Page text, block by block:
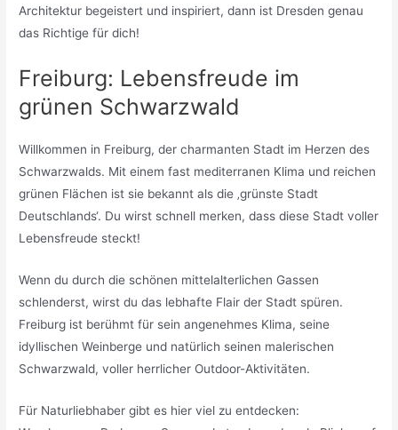
Architektur begeistert und inspiriert, dann ist Dresden genau
das Richtige für dich!
Freiburg: Lebensfreude im
grünen Schwarzwald
Willkommen in Freiburg, der charmanten Stadt im Herzen des
Schwarzwalds. Mit einem fast mediterranen Klima und reichen
grünen Flächen ist sie bekannt als die ‚grünste Stadt
Deutschlands‘. Du wirst schnell merken, dass diese Stadt voller
Lebensfreude steckt!
Wenn du durch die schönen mittelalterlichen Gassen
schlenderst, wirst du das lebhafte Flair der Stadt spüren.
Freiburg ist berühmt für sein angenehmes Klima, seine
idyllischen Weinberge und natürlich seinen malerischen
Schwarzwald, voller herrlicher Outdoor-Aktivitäten.
Für Naturliebhaber gibt es hier viel zu entdecken: